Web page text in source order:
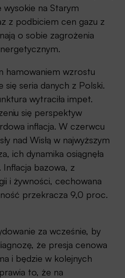
na Starym
z podbiciem cen gazu z
o sobie zagrożenia
hamowaniem wzrostu
się seria danych z Polski.
wytraciła impet.
się perspektyw
inflacja. W czerwcu
nad Wisłą w najwyższym
ich dynamika osiągnęła
bazowa, z
i żywności, cechowana
przekracza 9,0 proc.
za wcześnie, by
że presja cenowa
i będzie w kolejnych
to, że na